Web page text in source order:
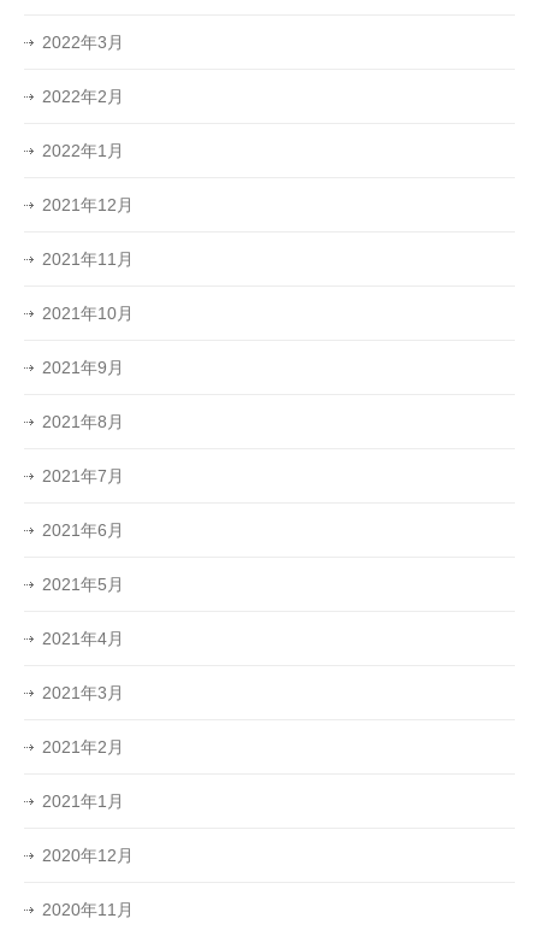
2022年3月
2022年2月
2022年1月
2021年12月
2021年11月
2021年10月
2021年9月
2021年8月
2021年7月
2021年6月
2021年5月
2021年4月
2021年3月
2021年2月
2021年1月
2020年12月
2020年11月